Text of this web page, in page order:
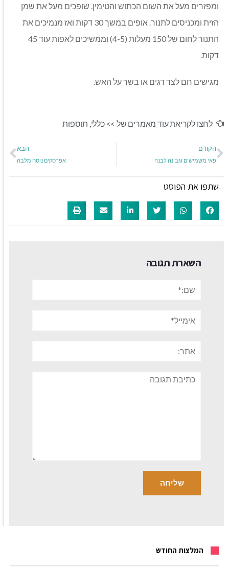
ומפזרים מעל את השום הכתוש והטימין. שופכים מעל את שמן
הזית ומכניסים לתנור. אופים במשך 30 דקות ואז מנמיכים את
התנור לחום של 150 מעלות (4-5) וממשיכים לאפות עוד 45
דקות.
מגישים חם לצד דגים או בשר על האש.
לחצו לקריאת עוד מאמרים של >> כללי, תוספות
הקודם
פאי משמישים וגבינה לבנה
הבא
אפרסקים נוסח מלבה
שתפו את הפוסט
השארת תגובה
תגובה
המלצות החודש